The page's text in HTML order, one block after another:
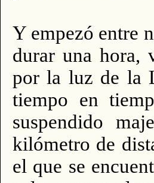
Y empezó entre
durar una hora,
por la luz de la
tiempo en
suspendido
kilómetro de
el que se